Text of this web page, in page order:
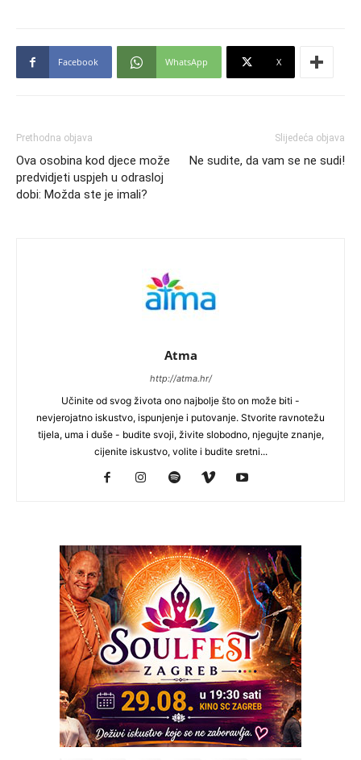
Facebook WhatsApp X
Prethodna objava
Ova osobina kod djece može
predvidjeti uspjeh u odrasloj
dobi: Možda ste je imali?
Slijedeća objava
Ne sudite, da vam se ne sudi!
Atma
http://atma.hr/
Učinite od svog života ono najbolje što on može biti -
nevjerojatno iskustvo, ispunjenje i putovanje. Stvorite ravnotežu
tijela, uma i duše - budite svoji, živite slobodno, njegujte znanje,
cijenite iskustvo, volite i budite sretni...